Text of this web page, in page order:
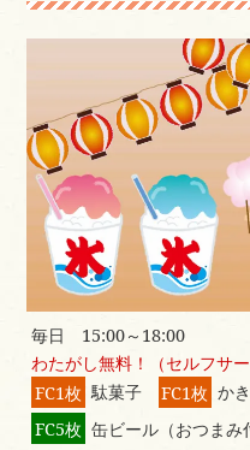
毎日 15:00～18:00
わたがし無料！（セルフサー
FC1枚 駄菓子 FC1枚 か
FC5枚 缶ビール（おつまみ